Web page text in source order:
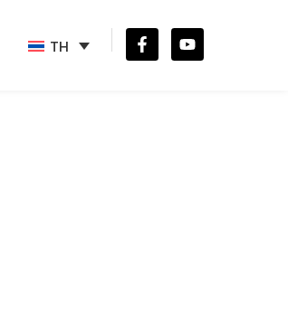
TH